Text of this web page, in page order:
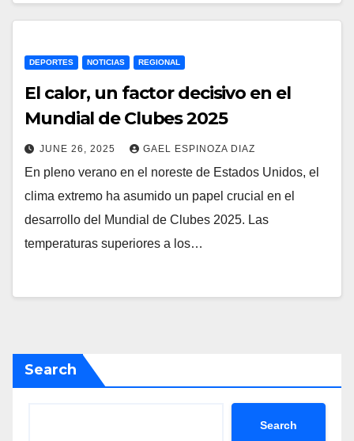
DEPORTES NOTICIAS REGIONAL
El calor, un factor decisivo en el
Mundial de Clubes 2025
JUNE 26, 2025 GAEL ESPINOZA DIAZ
En pleno verano en el noreste de Estados Unidos, el
clima extremo ha asumido un papel crucial en el
desarrollo del Mundial de Clubes 2025. Las
temperaturas superiores a los…
Search
Search